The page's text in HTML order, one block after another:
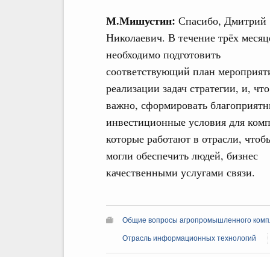
М.Мишустин: Спасибо, Дмитрий
Николаевич. В течение трёх
необходимо подготовить
соответствующий план
реализации задач стратегии, и,
важно, сформировать
инвестиционные условия для
которые работают в отрасли,
могли обеспечить людей, бизнес
качественными услугами связи.
Общие вопросы агропромышленного
Отрасль информационных технологий